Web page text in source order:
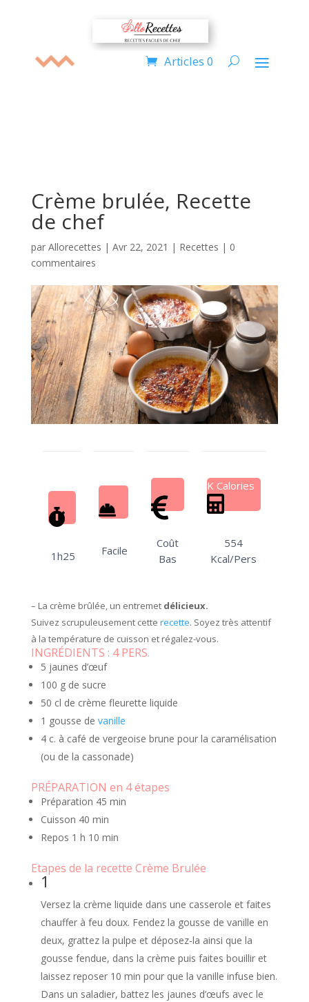
Articles 0
Crème brulée, Recette
de chef
par Allorecettes | Avr 22, 2021 | Recettes | 0
commentaires
1h25 Facile
Coût
Bas
K Calories
554
Kcal/Pers
– La crème brûlée, un entremet délicieux.
Suivez scrupuleusement cette recette. Soyez très attentif
à la température de cuisson et régalez-vous.
INGRÉDIENTS : 4 PERS.
5 jaunes d’œuf
100 g de sucre
50 cl de crème fleurette liquide
1 gousse de vanille
4 c. à café de vergeoise brune pour la caramélisation
(ou de la cassonade)
PRÉPARATION en 4 étapes
Préparation 45 min
Cuisson 40 min
Repos 1 h 10 min
Etapes de la recette Crème Brulée
1
Versez la crème liquide dans une casserole et faites
chauffer à feu doux. Fendez la gousse de vanille en
deux, grattez la pulpe et déposez-la ainsi que la
gousse fendue, dans la crème puis faites bouillir et
laissez reposer 10 min pour que la vanille infuse bien.
Dans un saladier, battez les jaunes d’œufs avec le